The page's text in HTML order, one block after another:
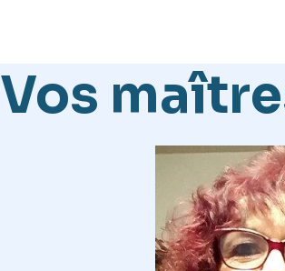
Vos